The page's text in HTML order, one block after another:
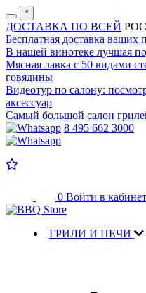
˟
ДОСТАВКА ПО ВСЕЙ
Бесплатная доставка ваших
В нашей винотеке лучшая
Мясная лавка с 50 видами
говядины
Видеотур по салону:
аксессуар
Самый большой салон
8 495 662 3000
0 Войти в кабинет
ГРИЛИ И ПЕЧИ